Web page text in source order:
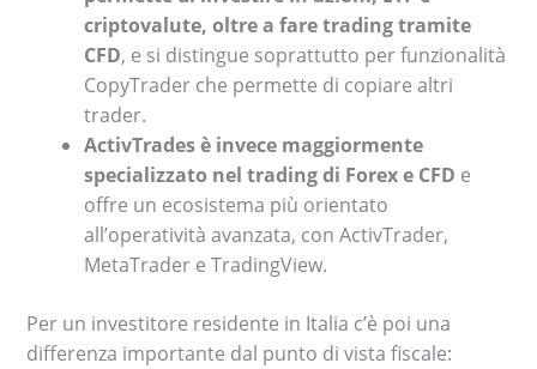
criptovalute, oltre a fare trading tramite
CFD, e si distingue soprattutto per funzionalità
CopyTrader che permette di copiare altri
trader.
ActivTrades è invece maggiormente
specializzato nel trading di Forex e CFD e
offre un ecosistema più orientato
all’operatività avanzata, con ActivTrader,
MetaTrader e TradingView.
Per un investitore residente in Italia c’è poi una
differenza importante dal punto di vista fiscale: